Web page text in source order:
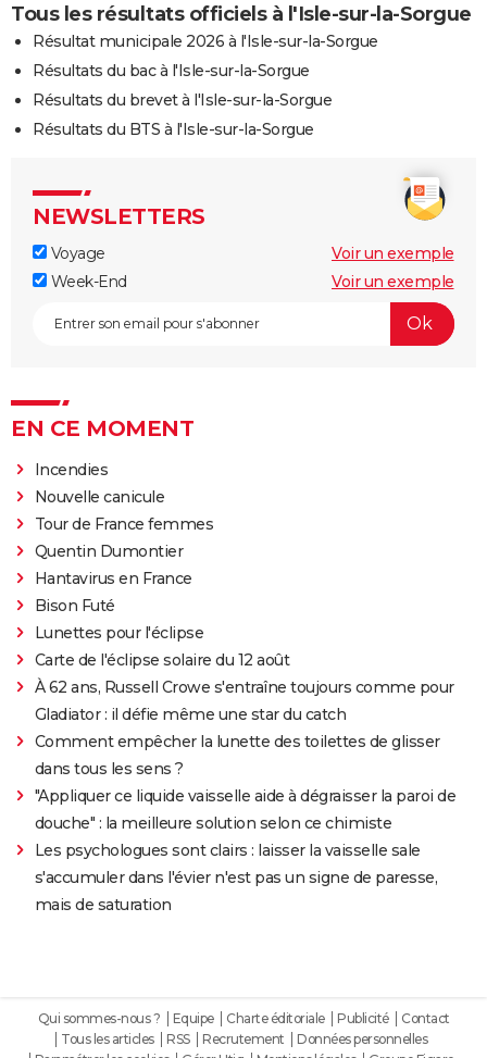
Tous les résultats officiels à l'Isle-sur-la-Sorgue
Résultat municipale 2026 à l'Isle-sur-la-Sorgue
Résultats du bac à l'Isle-sur-la-Sorgue
Résultats du brevet à l'Isle-sur-la-Sorgue
Résultats du BTS à l'Isle-sur-la-Sorgue
NEWSLETTERS
Voyage
Voir un exemple
Week-End
Voir un exemple
EN CE MOMENT
Incendies
Nouvelle canicule
Tour de France femmes
Quentin Dumontier
Hantavirus en France
Bison Futé
Lunettes pour l'éclipse
Carte de l'éclipse solaire du 12 août
À 62 ans, Russell Crowe s'entraîne toujours comme pour
Gladiator : il défie même une star du catch
Comment empêcher la lunette des toilettes de glisser
dans tous les sens ?
"Appliquer ce liquide vaisselle aide à dégraisser la paroi de
douche" : la meilleure solution selon ce chimiste
Les psychologues sont clairs : laisser la vaisselle sale
s'accumuler dans l'évier n'est pas un signe de paresse,
mais de saturation
Qui sommes-nous ? Equipe Charte éditoriale Publicité
Contact
Tous les articles
RSS Recrutement
Données personnelles